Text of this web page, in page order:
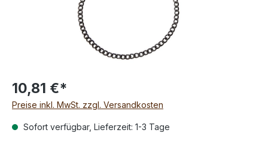
10,81 €*
Preise inkl. MwSt. zzgl. Versandkosten
Sofort verfügbar, Lieferzeit: 1-3 Tage